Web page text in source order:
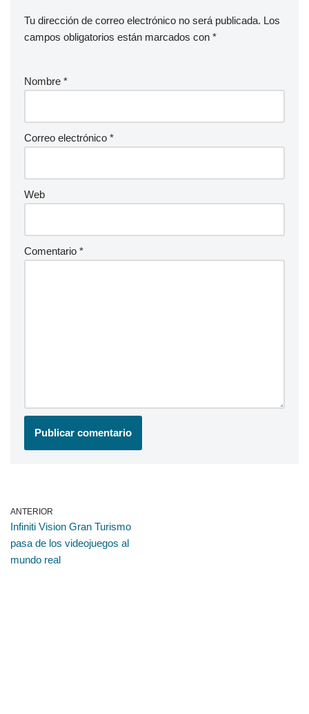
Tu dirección de correo electrónico no será publicada. Los
campos obligatorios están marcados con *
Nombre *
Correo electrónico *
Web
Comentario *
ANTERIOR
Infiniti Vision Gran Turismo
pasa de los videojuegos al
mundo real